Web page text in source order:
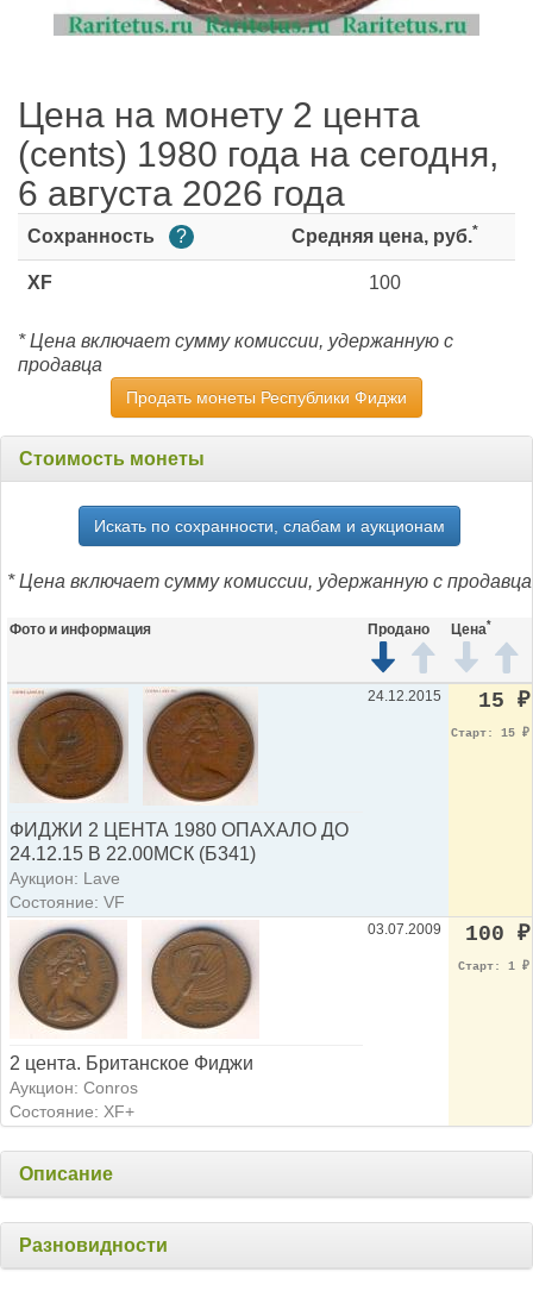
Цена на монету 2 цента
(cents) 1980 года на сегодня,
6 августа 2026 года
Сохранность ? Средняя цена, руб.*
XF 100
* Цена включает сумму комиссии, удержанную с
продавца
Продать монеты Республики Фиджи
Стоимость монеты
Искать по сохранности, слабам и аукционам
* Цена включает сумму комиссии, удержанную с продавца
Фото и информация Продано Цена*
ФИДЖИ 2 ЦЕНТА 1980 ОПАХАЛО ДО
24.12.15 В 22.00МСК (Б341)
Аукцион: Lave
Состояние: VF
24.12.2015 15 ₽
Старт: 15 ₽
2 цента. Британское Фиджи
Аукцион: Conros
Состояние: XF+
03.07.2009 100 ₽
Старт: 1 ₽
Описание
Разновидности